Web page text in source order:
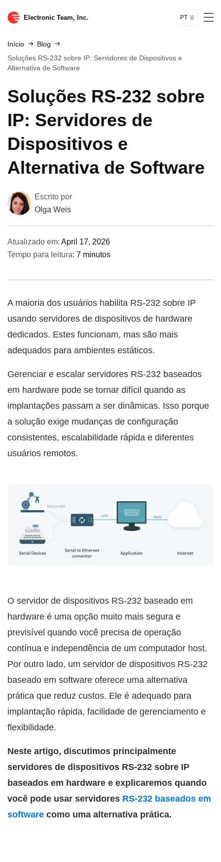
Electronic Team, Inc. PT
Início
Blog
Soluções RS-232 sobre IP: Servidores de Dispositivos e
Alternativa de Software
Soluções RS-232 sobre
IP: Servidores de
Dispositivos e
Alternativa de Software
Escrito por
Olga Weis
Atualizado em: April 17, 2026
Tempo para leitura: 7 minutos
A maioria dos usuários habilita RS-232 sobre IP
usando servidores de dispositivos de hardware
dedicados. Estes funcionam, mas são mais
adequados para ambientes estáticos.
Gerenciar e escalar servidores RS-232 baseados
em hardware pode se tornar difícil quando as
implantações passam a ser dinâmicas. Isso porque
a solução exige mudanças de configuração
consistentes, escalabilidade rápida e diferentes
usuários remotos.
O servidor de dispositivos RS-232 baseado em
hardware é uma opção muito mais segura e
previsível quando você precisa de operação
contínua e independência de um computador host.
Por outro lado, um servidor de dispositivos RS-232
baseado em software oferece uma alternativa
prática que reduz custos. Ele é adequado para
implantação rápida, facilidade de gerenciamento e
flexibilidade.
Neste artigo, discutimos principalmente
servidores de dispositivos RS-232 sobre IP
baseados em hardware e explicaremos quando
você pode usar servidores RS-232 baseados em
software como uma alternativa prática.